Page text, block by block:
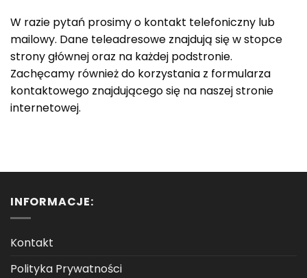
W razie pytań prosimy o kontakt telefoniczny lub
mailowy. Dane teleadresowe znajdują się w stopce
strony głównej oraz na każdej podstronie.
Zachęcamy również do korzystania z formularza
kontaktowego znajdującego się na naszej stronie
internetowej.
INFORMACJE:
Kontakt
Polityka Prywatności